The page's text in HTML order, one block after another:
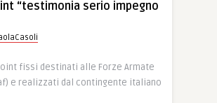
“testimonia serio impegno
fissi destinati alle Forze Armate
e realizzati dal contingente italiano